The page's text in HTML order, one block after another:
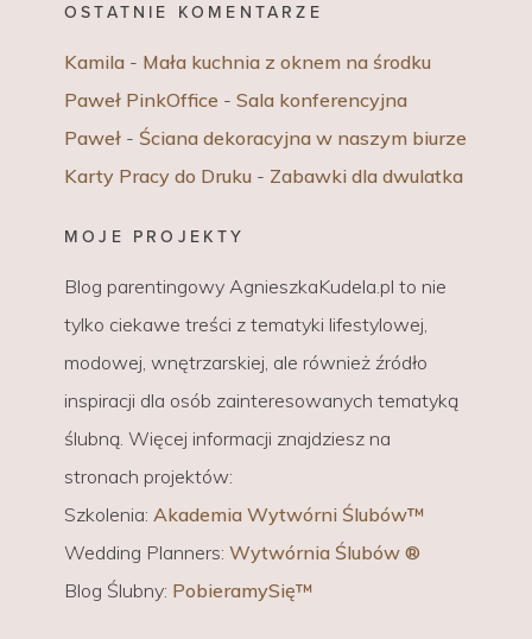
OSTATNIE KOMENTARZE
Kamila - Mała kuchnia z oknem na środku
Paweł PinkOffice - Sala konferencyjna
Paweł - Ściana dekoracyjna w naszym biurze
Karty Pracy do Druku - Zabawki dla dwulatka
MOJE PROJEKTY
Blog parentingowy AgnieszkaKudela.pl to nie
tylko ciekawe treści z tematyki lifestylowej,
modowej, wnętrzarskiej, ale również źródło
inspiracji dla osób zainteresowanych tematyką
ślubną. Więcej informacji znajdziesz na
stronach projektów:
Szkolenia: Akademia Wytwórni Ślubów™
Wedding Planners: Wytwórnia Ślubów ®
Blog Ślubny: PobieramySię™